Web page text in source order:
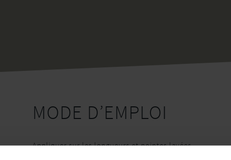
MODE D’EMPLOI
Appliquer sur les longueurs et pointes lavées